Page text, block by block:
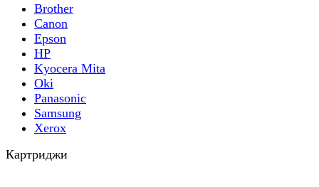
Brother
Canon
Epson
HP
Kyocera Mita
Oki
Panasonic
Samsung
Xerox
Картриджи